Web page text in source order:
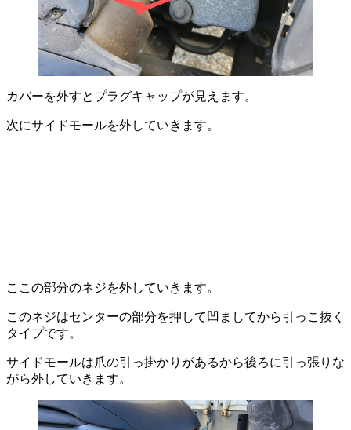
カバーを外すとプラグキャップが見えます。
次にサイドモールを外していきます。
ここの部分のネジを外していきます。
このネジはセンターの部分を押して凹ましてから引っこ抜く
タイプです。
サイドモールは爪の引っ掛かりがあるから後ろに引っ張りな
がら外していきます。